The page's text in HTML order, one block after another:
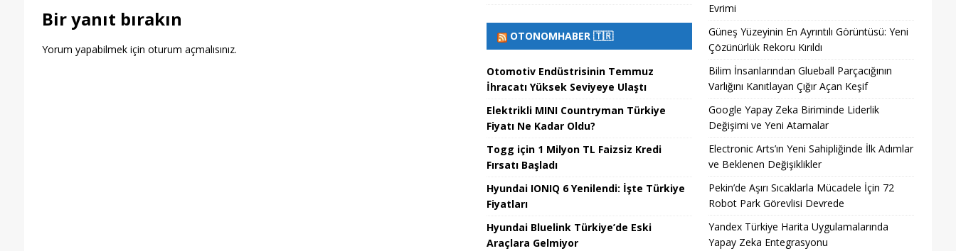
Bir yanıt bırakın
Yorum yapabilmek için oturum açmalısınız.
OTONOMHABER 🇹🇷
Otomotiv Endüstrisinin Temmuz
İhracatı Yüksek Seviyeye Ulaştı
Elektrikli MINI Countryman Türkiye
Fiyatı Ne Kadar Oldu?
Togg için 1 Milyon TL Faizsiz Kredi
Fırsatı Başladı
Hyundai IONIQ 6 Yenilendi: İşte Türkiye
Fiyatları
Hyundai Bluelink Türkiye’de Eski
Araçlara Gelmiyor
Evrimi
Güneş Yüzeyinin En Ayrıntılı Görüntüsü: Yeni
Çözünürlük Rekoru Kırıldı
Bilim İnsanlarından Glueball Parçacığının
Varlığını Kanıtlayan Çığır Açan Keşif
Google Yapay Zeka Biriminde Liderlik
Değişimi ve Yeni Atamalar
Electronic Arts’ın Yeni Sahipliğinde İlk Adımlar
ve Beklenen Değişiklikler
Pekin’de Aşırı Sıcaklarla Mücadele İçin 72
Robot Park Görevlisi Devrede
Yandex Türkiye Harita Uygulamalarında
Yapay Zeka Entegrasyonu